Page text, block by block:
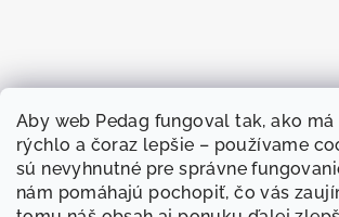
Aby web Pedag fungovaltak, ako má
rýchlo a čoraz lepšie – používame
sú nevyhnutné pre správne
nám pomáhajú pochopiť, čovás